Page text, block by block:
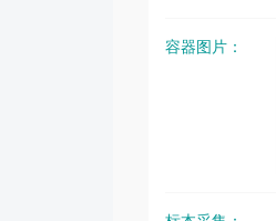
容器图片：